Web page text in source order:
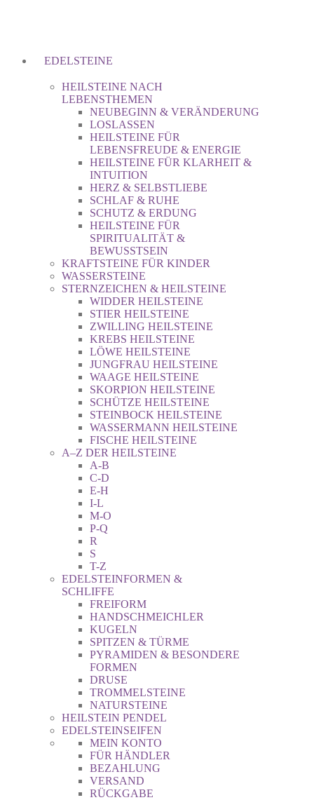
EDELSTEINE
HEILSTEINE NACH
LEBENSTHEMEN
NEUBEGINN & VERÄNDERUNG
LOSLASSEN
HEILSTEINE FÜR
LEBENSFREUDE & ENERGIE
HEILSTEINE FÜR KLARHEIT &
INTUITION
HERZ & SELBSTLIEBE
SCHLAF & RUHE
SCHUTZ & ERDUNG
HEILSTEINE FÜR
SPIRITUALITÄT &
BEWUSSTSEIN
KRAFTSTEINE FÜR KINDER
WASSERSTEINE
STERNZEICHEN & HEILSTEINE
WIDDER HEILSTEINE
STIER HEILSTEINE
ZWILLING HEILSTEINE
KREBS HEILSTEINE
LÖWE HEILSTEINE
JUNGFRAU HEILSTEINE
WAAGE HEILSTEINE
SKORPION HEILSTEINE
SCHÜTZE HEILSTEINE
STEINBOCK HEILSTEINE
WASSERMANN HEILSTEINE
FISCHE HEILSTEINE
A–Z DER HEILSTEINE
A-B
C-D
E-H
I-L
M-O
P-Q
R
S
T-Z
EDELSTEINFORMEN &
SCHLIFFE
FREIFORM
HANDSCHMEICHLER
KUGELN
SPITZEN & TÜRME
PYRAMIDEN & BESONDERE
FORMEN
DRUSE
TROMMELSTEINE
NATURSTEINE
HEILSTEIN PENDEL
EDELSTEINSEIFEN
MEIN KONTO
FÜR HÄNDLER
BEZAHLUNG
VERSAND
RÜCKGABE